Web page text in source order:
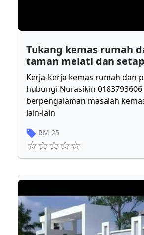
Tukang kemas rumah
taman melati dan
Kerja-kerja kemas rumah dan
hubungi Nurasikin
berpengalaman masalah
lain-lain
RM 25